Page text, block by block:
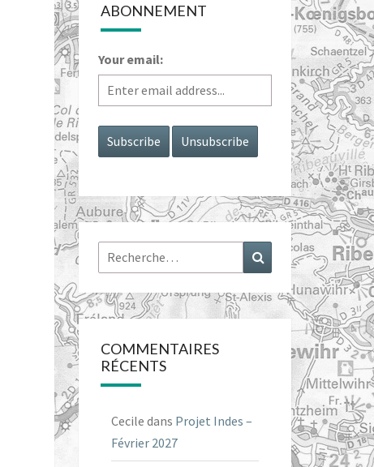
ABONNEMENT
Your email:
Rechercher : Recherche
COMMENTAIRES
RÉCENTS
Cecile dans Projet Indes –
Février 2027